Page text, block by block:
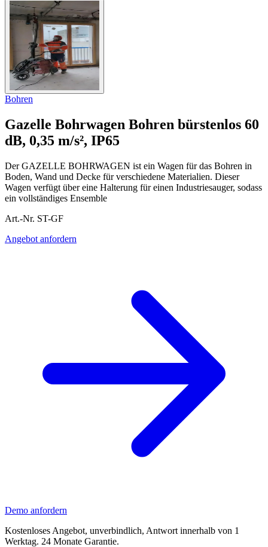
Bohren
Gazelle Bohrwagen Bohren bürstenlos 60
dB, 0,35 m/s², IP65
Der GAZELLE BOHRWAGEN ist ein Wagen für das Bohren in
Boden, Wand und Decke für verschiedene Materialien. Dieser
Wagen verfügt über eine Halterung für einen Industriesauger, sodass
ein vollständiges Ensemble
Art.-Nr. ST-GF
Angebot anfordern
Demo anfordern
Kostenloses Angebot, unverbindlich, Antwort innerhalb von 1
Werktag. 24 Monate Garantie.